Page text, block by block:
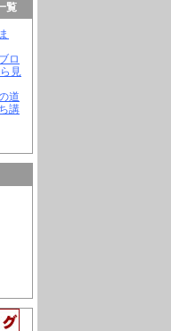
覧
ロ
見
道
講